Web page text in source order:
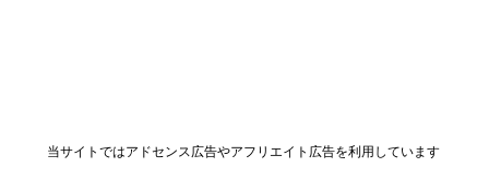
当サイトではアドセンス広告やアフリエイト広告を利用しています